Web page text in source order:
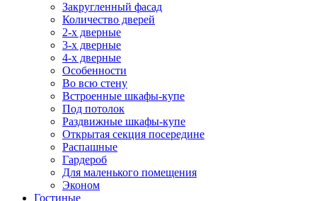
Закругленный фасад
Количество дверей
2-х дверные
3-х дверные
4-х дверные
Особенности
Во всю стену
Встроенные шкафы-купе
Под потолок
Раздвижные шкафы-купе
Открытая секция посередине
Распашные
Гардероб
Для маленького помещения
Эконом
Гостиные